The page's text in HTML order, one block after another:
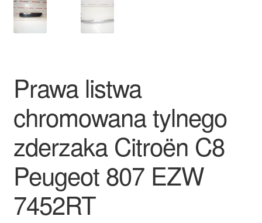
Skarga
Zasady i warunki
Prawa listwa
chromowana tylnego
zderzaka Citroën C8
Peugeot 807 EZW
7452RT